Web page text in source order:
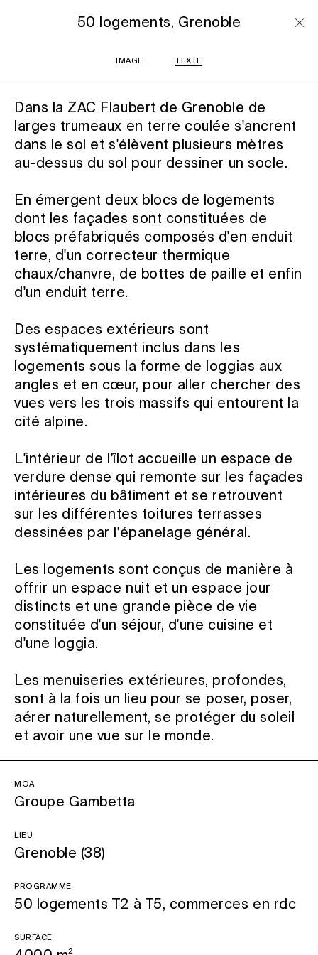
IMAGE TEXTE
50 logements, Grenoble
Dans la ZAC Flaubert de Grenoble de
larges trumeaux en terre coulée s'ancrent
dans le sol et s'élèvent plusieurs mètres
au-dessus du sol pour dessiner un socle.
En émergent deux blocs de logements
dont les façades sont constituées de
blocs préfabriqués composés d'en enduit
terre, d'un correcteur thermique
chaux/chanvre, de bottes de paille et enfin
d'un enduit terre.
Des espaces extérieurs sont
systématiquement inclus dans les
logements sous la forme de loggias aux
angles et en cœur, pour aller chercher des
vues vers les trois massifs qui entourent la
cité alpine.
L'intérieur de l'îlot accueille un espace de
verdure dense qui remonte sur les façades
intérieures du bâtiment et se retrouvent
sur les différentes toitures terrasses
dessinées par l'épanelage général.
Les logements sont conçus de manière à
offrir un espace nuit et un espace jour
distincts et une grande pièce de vie
constituée d'un séjour, d'une cuisine et
d'une loggia.
Les menuiseries extérieures, profondes,
sont à la fois un lieu pour se poser, poser,
aérer naturellement, se protéger du soleil
et avoir une vue sur le monde.
MOA
Groupe Gambetta
Lieu
Grenoble (38)
Programme
50 logements T2 à T5, commerces en rdc
Surface